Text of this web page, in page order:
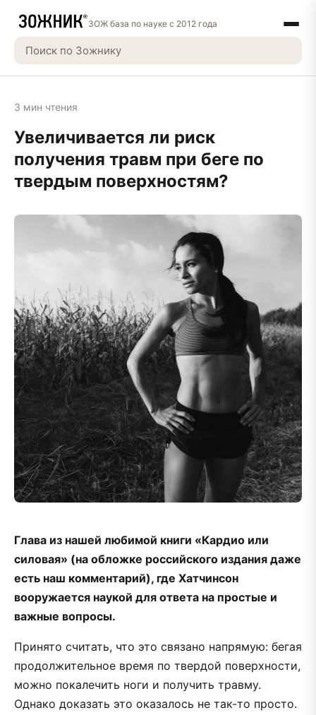
ЗОЖ база по науке с 2012 года
3 мин чтения
Увеличивается ли риск
получения травм при беге по
твердым поверхностям?
Глава из нашей любимой книги «Кардио или
силовая» (на обложке российского издания даже
есть наш комментарий), где Хатчинсон
вооружается наукой для ответа на простые и
важные вопросы.
Принято считать, что это связано напрямую: бегая
продолжительное время по твердой поверхности,
можно покалечить ноги и получить травму.
Однако доказать это оказалось не так-то просто.